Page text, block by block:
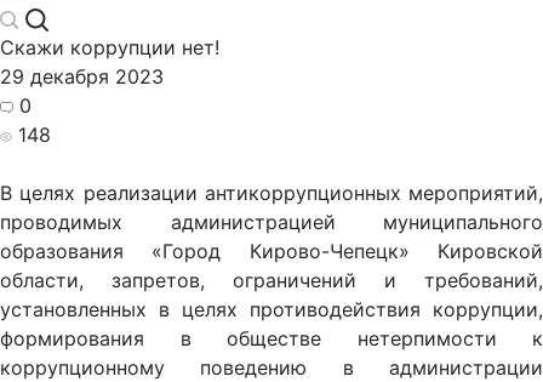
Скажи коррупции нет!
29 декабря 2023
0
148
В целях реализации антикоррупционных мероприятий,
проводимых администрацией муниципального
образования «Город Кирово-Чепецк» Кировской
области, запретов, ограничений и требований,
установленных в целях противодействия коррупции,
формирования в обществе нетерпимости к
коррупционному поведению в администрации